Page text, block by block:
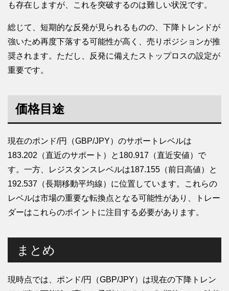
も存在しますが、これを突破するのは難しい状況です。
総じて、短期的な反発が見られるものの、下降トレンドが
強いため再度下落する可能性が高く、売りポジションが推
奨されます。ただし、反発に備えたストップロスの設定が
重要です。
価格目途
現在のポンド/円（GBP/JPY）のサポートレベルは
183.202（直近のサポート）と180.917（直近安値）で
す。一方、レジスタンスレベルは187.155（前日高値）と
192.537（長期移動平均線）に位置しています。これらの
レベルは市場の重要な転換点となる可能性があり、トレー
ダーはこれらのポイントに注目する必要があります。
まとめ
現時点では、ポンド/円（GBP/JPY）は現在の下降トレン